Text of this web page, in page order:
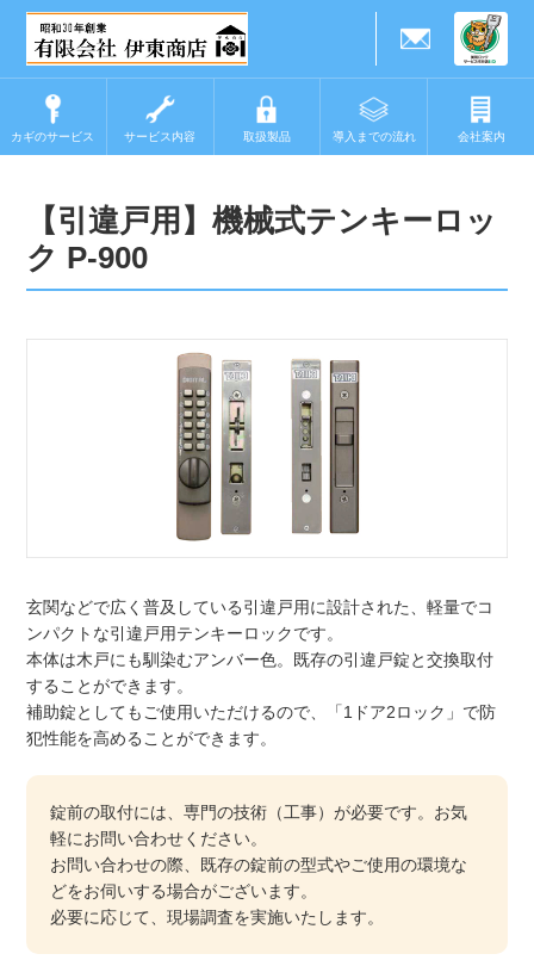
カギのサービス サービス内容 取扱製品 導入までの流れ 会社案内
【引違戸用】機械式テンキーロッ
ク P-900
玄関などで広く普及している引違戸用に設計された、軽量でコ
ンパクトな引違戸用テンキーロックです。
本体は木戸にも馴染むアンバー色。既存の引違戸錠と交換取付
することができます。
補助錠としてもご使用いただけるので、「1ドア2ロック」で防
犯性能を高めることができます。
錠前の取付には、専門の技術（工事）が必要です。お気
軽にお問い合わせください。
お問い合わせの際、既存の錠前の型式やご使用の環境な
どをお伺いする場合がございます。
必要に応じて、現場調査を実施いたします。